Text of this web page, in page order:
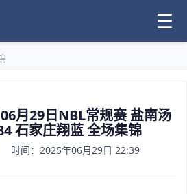
☰
月29日NBL常规赛 盐南汤
石家庄翔蓝 全场集锦
间：2025年06月29日 22:39